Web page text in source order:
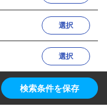
選択
選択
検索条件を保存